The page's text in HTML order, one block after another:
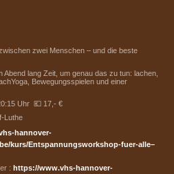
zwei Menschen – und die beste
lang Zeit, um genau das zu tun: lachen,
Bewegungsspielen und einer
Uhr 💶 17,- €
Luthe
hannover-
kurs/Entspannungsworkshop-fuer-alle–
: https://www.vhs-hannover-